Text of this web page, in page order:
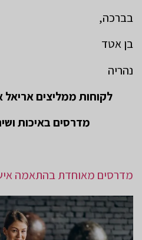
בברכה,
בן אטד
נהריה
לקוחות ממליצים
מדרסים באיכות
מדרסים מאוחדת בהתאמה